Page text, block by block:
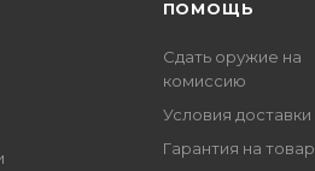
ПОМОЩЬ
Сдать оружие на
комиссию
Условия доставки
Гарантия на товар